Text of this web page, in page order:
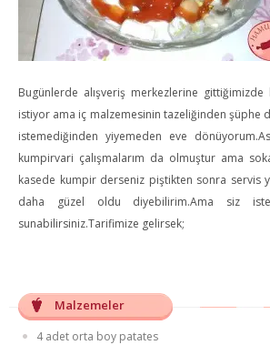
Bugünlerde alışveriş merkezlerine
istiyor ama iç malzemesinin tazeliğinden
istemediğinden yiyemeden eve
kumpirvari çalışmalarım da olmuştur ama
kasede kumpir derseniz piştikten sonra servis
daha güzel oldu diyebilirim.Ama siz
sunabilirsiniz.Tarifimize gelirsek;
Malzemeler
4 adet orta boy patates